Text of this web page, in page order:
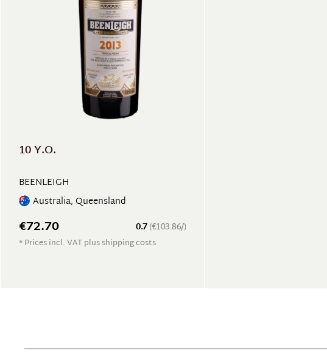
10 Y.O.
BEENLEIGH
Australia, Queensland
0.7(€103.86/)
€72.70
* Prices incl. VAT plus shipping costs